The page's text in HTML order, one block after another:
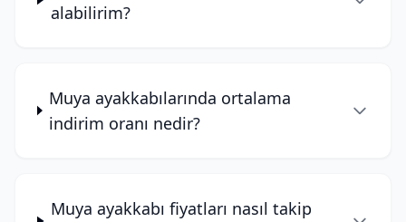
alabilirim?
Muya ayakkabılarında ortalama
indirim oranı nedir?
Muya ayakkabı fiyatları nasıl takip